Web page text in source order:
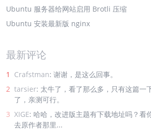
Ubuntu 服务器给网站启用 Brotli 压缩
Ubuntu 安装最新版 nginx
最新评论
1 Crafstman: 谢谢，是这么回事。
2 tarsier: 太牛了，看了那么多，只有这篇一
了，亲测可行。
3 XIGE: 哈哈，改进版主题有下载地址吗？看
去原作者那里...